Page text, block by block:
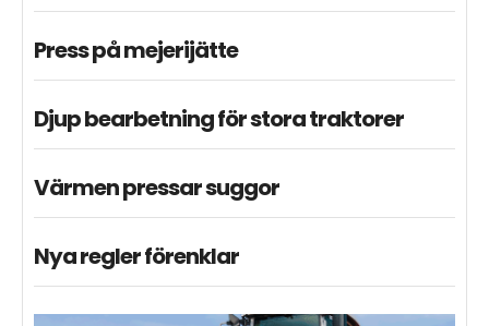
Press på mejerijätte
Djup bearbetning för stora traktorer
Värmen pressar suggor
Nya regler förenklar